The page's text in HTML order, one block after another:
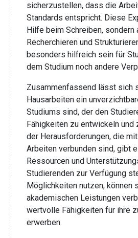
sicherzustellen, dass die
Standards entspricht. Diese
Hilfe beim Schreiben, sondern
Recherchieren und
besonders hilfreich sein für
dem Studium noch andere
Zusammenfassend lässt sich
Hausarbeiten ein
Studiums sind, der den
Fähigkeiten zu entwickeln und
der Herausforderungen, die
Arbeiten verbunden sind, gibt
Ressourcen und
Studierenden zur Verfügung
Möglichkeiten nutzen, können
akademischen Leistungen
wertvolle Fähigkeiten für ihre
erwerben.